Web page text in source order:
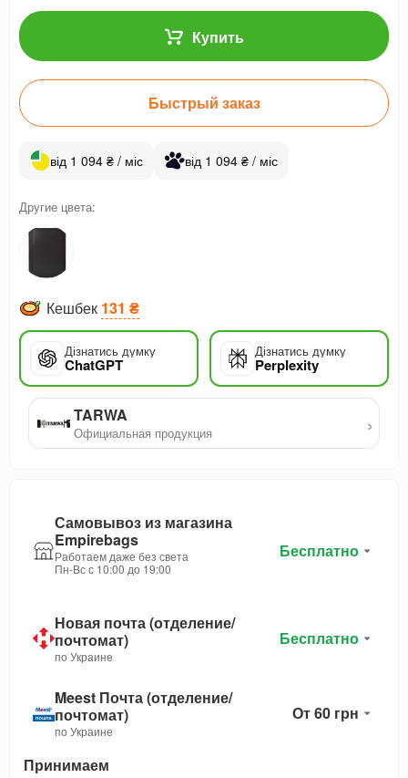
Купить
Быстрый заказ
від 1 094 ₴ / міс від 1 094 ₴ / міс
Другие цвета:
Кешбек 131 ₴
Дізнатись думку
ChatGPT
Дізнатись думку
Perplexity
TARWA
Официальная продукция ›
Самовывоз из магазина
Empirebags
Работаем даже без света
Пн-Вс с 10:00 до 19:00
Бесплатно
Новая почта (отделение/
почтомат)
по Украине
Бесплатно
Meest Почта (отделение/
почтомат)
по Украине
От 60 грн
Принимаем